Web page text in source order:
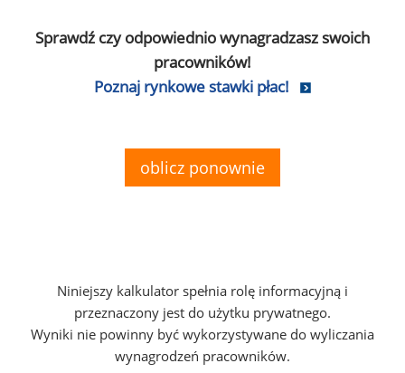
Sprawdź czy odpowiednio wynagradzasz swoich
pracowników!
Poznaj rynkowe stawki płac!
oblicz ponownie
Niniejszy kalkulator spełnia rolę informacyjną i
przeznaczony jest do użytku prywatnego.
Wyniki nie powinny być wykorzystywane do wyliczania
wynagrodzeń pracowników.